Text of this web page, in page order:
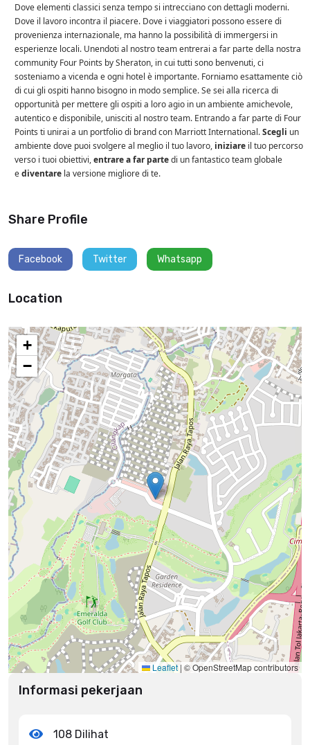
Dove elementi classici senza tempo si intrecciano con dettagli moderni.
Dove il lavoro incontra il piacere. Dove i viaggiatori possono essere di
provenienza internazionale, ma hanno la possibilità di immergersi in
esperienze locali. Unendoti al nostro team entrerai a far parte della nostra
community Four Points by Sheraton, in cui tutti sono benvenuti, ci
sosteniamo a vicenda e ogni hotel è importante. Forniamo esattamente ciò
di cui gli ospiti hanno bisogno in modo semplice. Se sei alla ricerca di
opportunità per mettere gli ospiti a loro agio in un ambiente amichevole,
autentico e disponibile, unisciti al nostro team. Entrando a far parte di Four
Points ti unirai a un portfolio di brand con Marriott International.Scegli un
ambiente dove puoi svolgere al meglio il tuo lavoro, iniziareil tuo percorso
verso i tuoi obiettivi,entrare a far partedi un fantastico team globale
ediventarela versione migliore di te.
Share Profile
Facebook Twitter Whatsapp
Location
+
−
Leaflet | © OpenStreetMap contributors
Informasi pekerjaan
108 Dilihat